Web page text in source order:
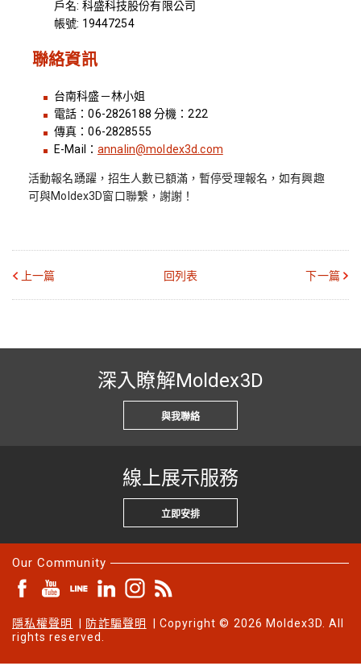
戶名: 科盛科技股份有限公司
帳號: 19447254
聯絡資訊
台南科盛－林小姐
電話：06-2826188 分機：222
傳真：06-2828555
E-Mail： annalin@moldex3d.com
活動報名踴躍，招生人數已額滿，暫停受理報名，如有興趣
可與Moldex3D窗口聯繫，謝謝！
上一篇 回列表 下一篇
深入瞭解Moldex3D
與我聯絡
線上展示服務
立即安排
Our Community
隱私權聲明 防詐騙聲明
| Copyright © 2026 Moldex3D. All
rights reserved.